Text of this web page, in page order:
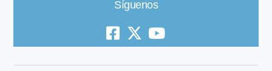
Síguenos